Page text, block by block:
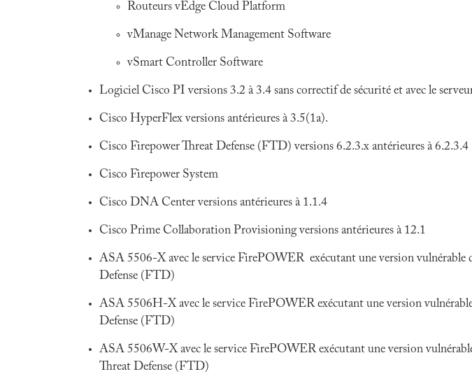
Routeurs vEdge Cloud Platform
vManage Network Management Software
vSmart Controller Software
Logiciel Cisco PI versions 3.2 à 3.4 sans correctif de sécurité et avec le
Cisco HyperFlex versions antérieures à 3.5(1a).
Cisco Firepower Threat Defense (FTD) versions 6.2.3.x antérieures à 6.2.3.4
Cisco Firepower System
Cisco DNA Center versions antérieures à 1.1.4
Cisco Prime Collaboration Provisioning versions antérieures à 12.1
ASA 5506-X avec le service FirePOWER exécutant une version
Defense (FTD)
ASA 5506H-X avec le service FirePOWER exécutant une version
Defense (FTD)
ASA 5506W-X avec le service FirePOWER exécutant une version
Threat Defense (FTD)